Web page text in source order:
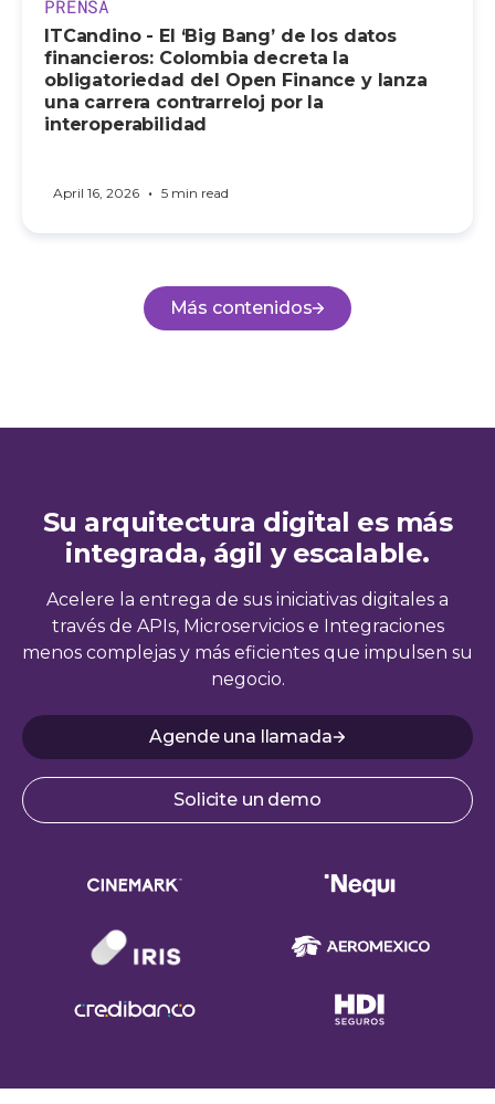
PRENSA
ITCandino - El ‘Big Bang’ de los datos
financieros: Colombia decreta la
obligatoriedad del Open Finance y lanza
una carrera contrarreloj por la
interoperabilidad
April 16, 2026 • 5 min read
Más contenidos
Su arquitectura digital es más
integrada, ágil y escalable.
Acelere la entrega de sus iniciativas digitales a
través de APIs, Microservicios e Integraciones
menos complejas y más eficientes que impulsen su
negocio.
Agende una llamada
Solicite un demo